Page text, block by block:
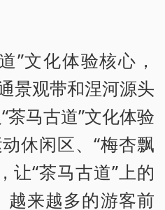
”文化体验核心，
景观带和涅河源头
茶马古道”文化体验
休闲区、“梅杏飘
让“茶马古道”上的
越来越多的游客前